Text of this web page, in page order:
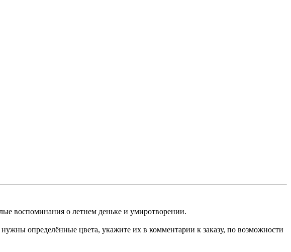
воспоминания о летнем деньке и умиротворении.
определённые цвета, укажите их в комментарии к заказу, по возможности